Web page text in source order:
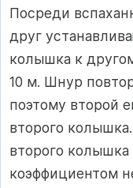
Посреди
друг
колышка к
10 м. Шнур
поэтому второй
второго
второго
коэффициентом